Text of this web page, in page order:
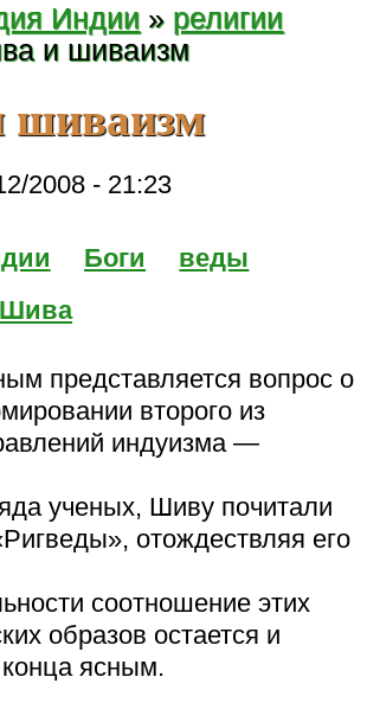
Индии » религии
и шиваизм
2008 - 21:23
Боги
веды
Шива
представляется вопрос о
второго из
индуизма —
ученых, Шиву почитали
отождествляя его
соотношение этих
образов остается и
ясным.